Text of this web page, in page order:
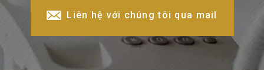
Liên hệ với chúng tôi qua mail